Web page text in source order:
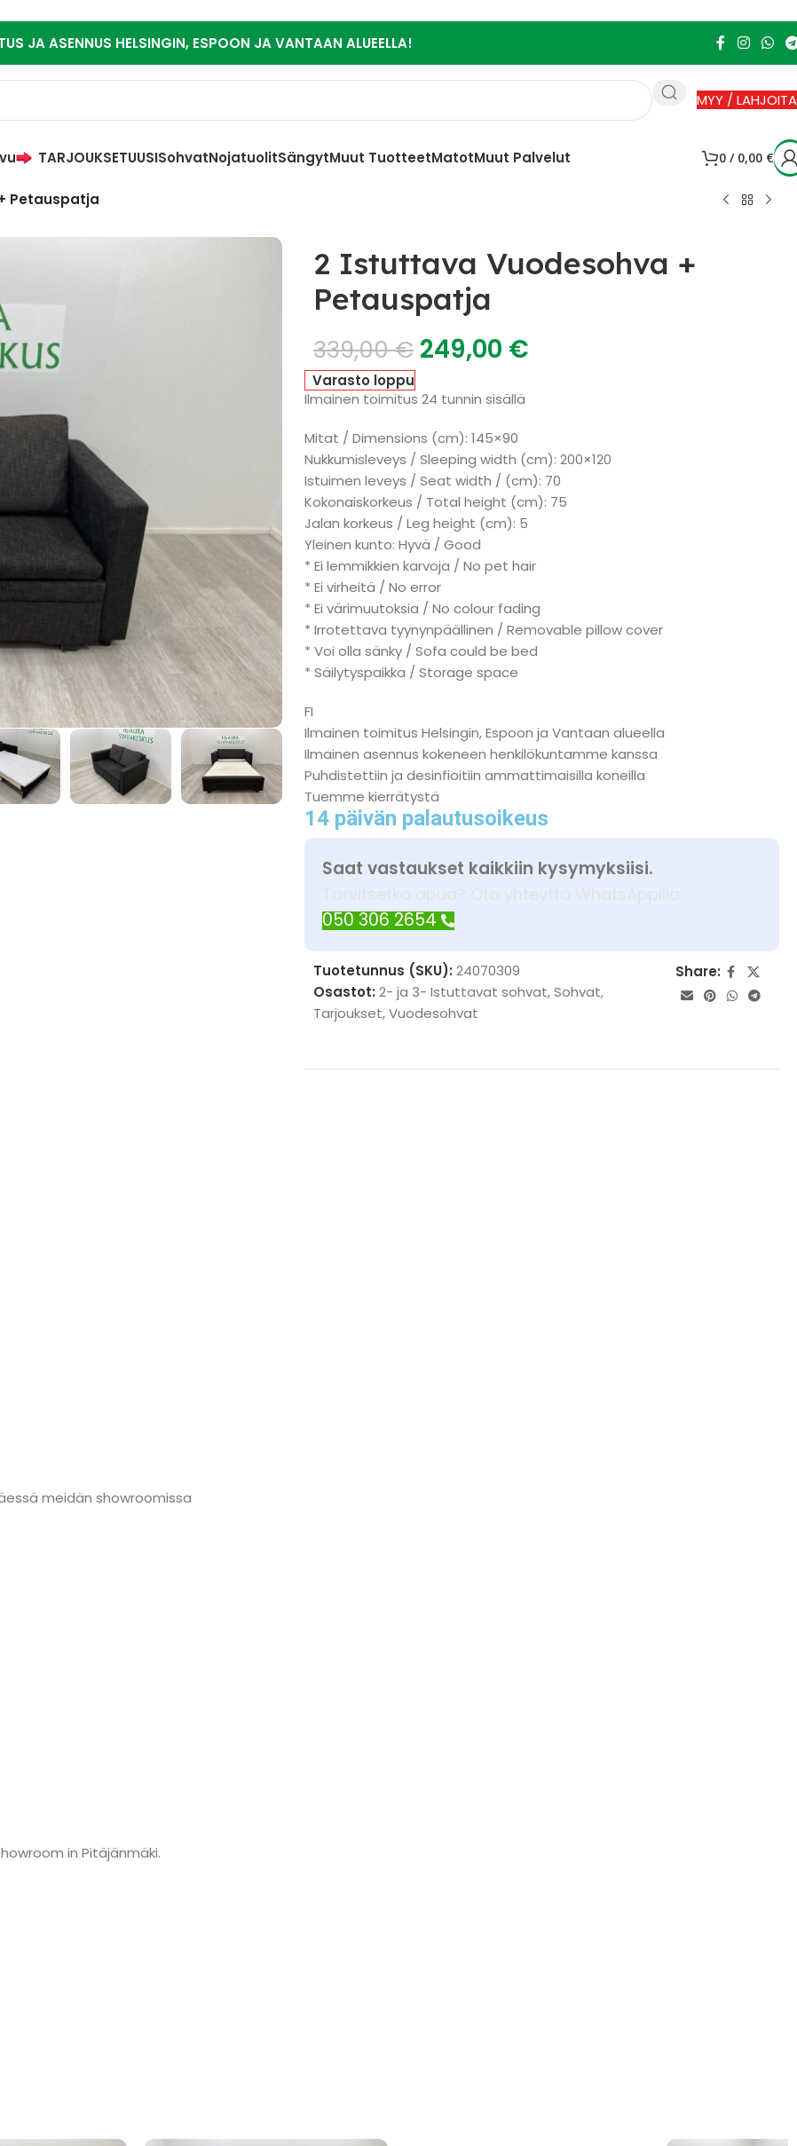
JA ASENNUS HELSINGIN, ESPOON JA VANTAAN ALUEELLA!
MYY / LAHJOITA
TARJOUKSETUUSISohvatNojatuolitSängytMuut TuotteetMatotMuut Palvelut 0 / 0,00 €
Petauspatja
2 Istuttava Vuodesohva +
Petauspatja
339,00€ 249,00 €
Varasto loppu
Ilmainen toimitus 24 tunnin sisällä
Mitat / Dimensions (cm): 145×90
Nukkumisleveys / Sleeping width (cm): 200×120
Istuimen leveys / Seat width / (cm): 70
Kokonaiskorkeus / Total height (cm): 75
Jalan korkeus / Leg height (cm): 5
Yleinen kunto: Hyvä / Good
* Ei lemmikkien karvoja / No pet hair
* Ei virheitä / No error
* Ei värimuutoksia / No colour fading
* Irrotettava tyynynpäällinen / Removable pillow cover
* Voi olla sänky / Sofa could be bed
* Säilytyspaikka / Storage space
FI
Ilmainen toimitus Helsingin, Espoon ja Vantaan alueella
Ilmainen asennus kokeneen henkilökuntamme kanssa
Puhdistettiin ja desinfioitiin ammattimaisilla koneilla
Tuemme kierrätystä
14 päivän palautusoikeus
Saat vastaukset kaikkiin kysymyksiisi.
Tarvitsetko apua? Ota yhteyttä WhatsAppilla
050 306 2654
Tuotetunnus (SKU):24070309
Osastot: 2- ja 3- Istuttavat sohvat,Sohvat,
Tarjoukset,Vuodesohvat
Share:
meidän showroomissa
in Pitäjänmäki.